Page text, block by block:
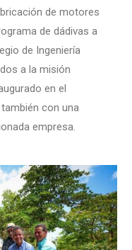
de motores
de dádivas a
de Ingeniería
a la misión
en el
con una
empresa.